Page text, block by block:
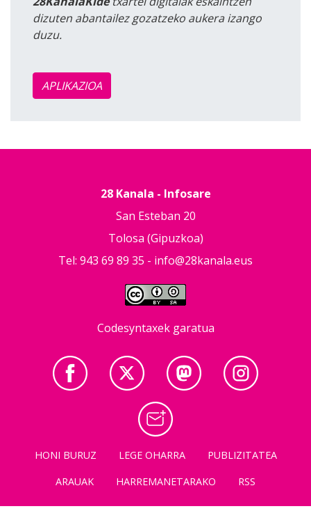
dizuten abantailez gozatzeko aukera izango
duzu.
APLIKAZIOA
28 Kanala - Infosare
San Esteban 20
Tolosa (Gipuzkoa)
Tel: 943 69 89 35 - info@28kanala.eus
Codesyntaxek garatua
HONI BURUZ LEGE OHARRA
PUBLIZITATEA
ARAUAK
HARREMANETARAKO RSS